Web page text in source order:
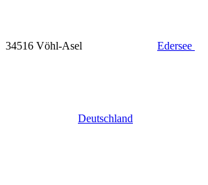
34516 Vöhl-Asel Edersee
Deutschland